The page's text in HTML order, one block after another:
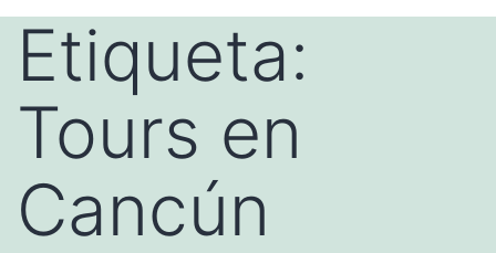
Etiqueta:
Tours en
Cancún